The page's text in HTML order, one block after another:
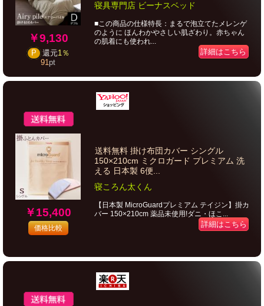
￥9,130
P 還元1％
91pt
寝具専門店 ビーナスベッド
■この商品の仕様特長：まるで泡立てたメレンゲ
のように ほんわかやさしい肌ざわり。赤ちゃん
の肌着にも使われ...
詳細はこちら
￥15,400
価格比較
送料無料 掛け布団カバー シングル
150×210cm ミクロガード プレミアム 洗
える 日本製 6便...
寝ころん太くん
【日本製 MicroGuardプレミアム テイジン】掛カ
バー 150×210cm 薬品未使用!ダニ・ほこ...
詳細はこちら